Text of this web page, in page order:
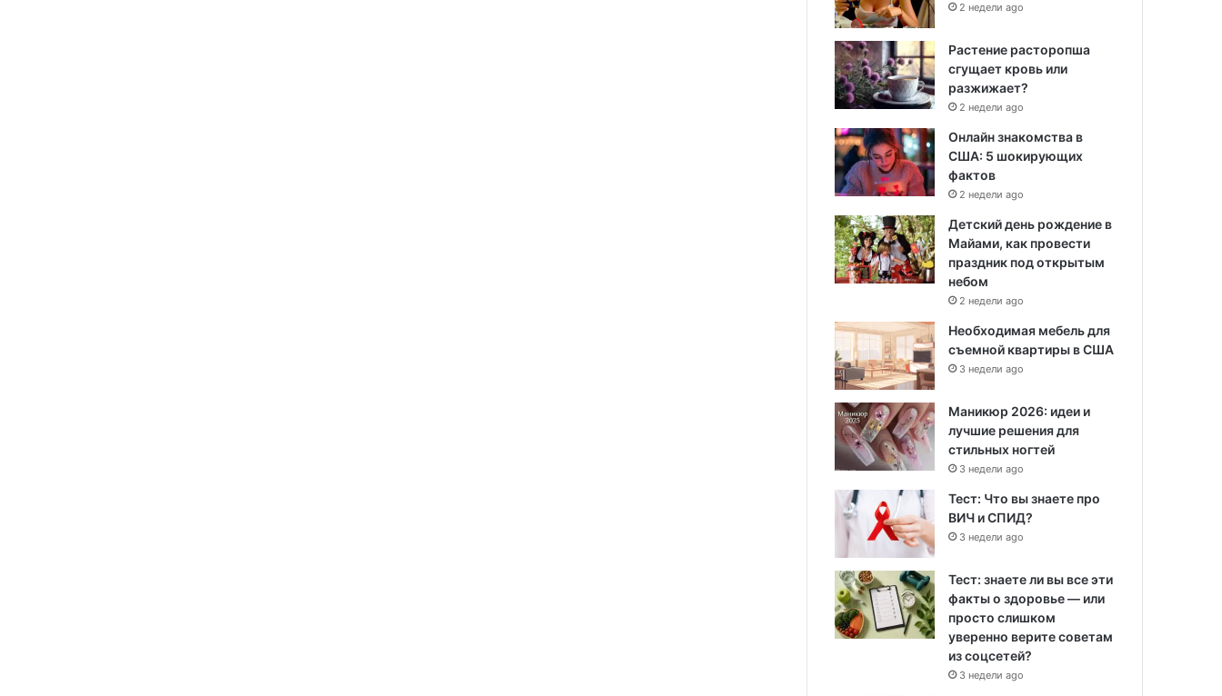
2 недели ago
Растение расторопша
сгущает кровь или
разжижает?
2 недели ago
Онлайн знакомства в
США: 5 шокирующих
фактов
2 недели ago
Детский день рождение в
Майами, как провести
праздник под открытым
небом
2 недели ago
Необходимая мебель для
съемной квартиры в США
3 недели ago
Маникюр 2026: идеи и
лучшие решения для
стильных ногтей
3 недели ago
Тест: Что вы знаете про
ВИЧ и СПИД?
3 недели ago
Тест: знаете ли вы все эти
факты о здоровье — или
просто слишком
уверенно верите советам
из соцсетей?
3 недели ago